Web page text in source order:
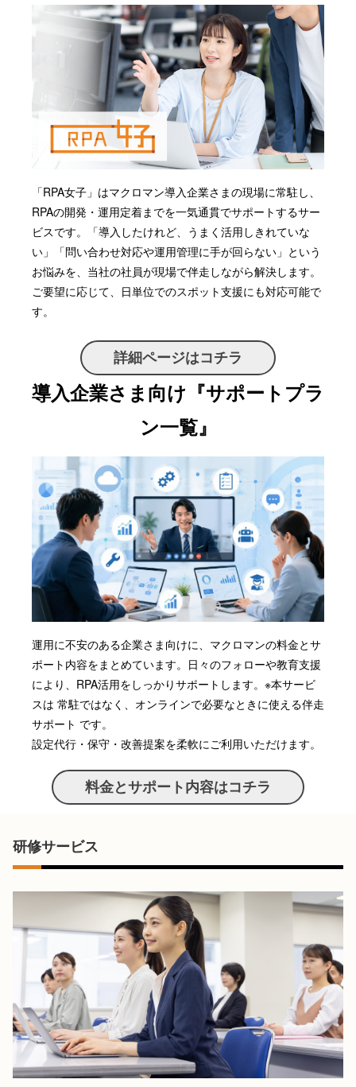
「RPA女子」はマクロマン導入企業さまの現場に常駐し、
RPAの開発・運用定着までを一気通貫でサポートするサー
ビスです。「導入したけれど、うまく活用しきれていな
い」「問い合わせ対応や運用管理に手が回らない」という
お悩みを、当社の社員が現場で伴走しながら解決します。
ご要望に応じて、日単位でのスポット支援にも対応可能で
す。
詳細ページはコチラ
導入企業さま向け『サポートプラ
ン一覧』
運用に不安のある企業さま向けに、マクロマンの料金とサ
ポー ト内容をまとめています。 日々のフォローや教育支援
により、RPA活用をしっかりサポートします。 ※本サービ
スは 常駐ではなく、オンラインで必要なときに使える伴走
サポート です。
設定代行・保守・改善提案を柔軟にご利用いただけます。
料金とサポート内容はコチラ
研修サービス